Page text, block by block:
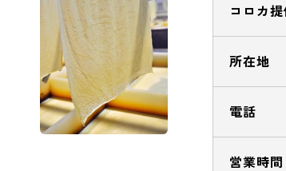
コロカ
所在地
電話
営業時間